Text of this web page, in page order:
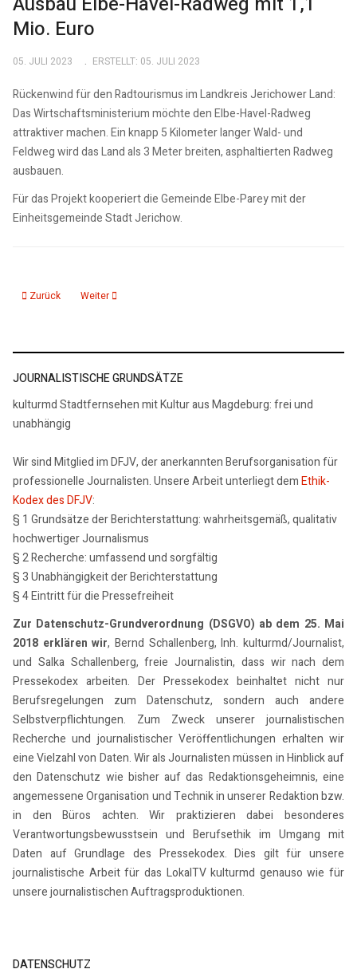
Mio. Euro
05. JULI 2023 ERSTELLT: 05. JULI 2023
Rückenwind für den Radtourismus im Landkreis Jerichower Land:
Das Wirtschaftsministerium möchte den Elbe-Havel-Radweg
attraktiver machen. Ein knapp 5 Kilometer langer Wald- und
Feldweg wird das Land als 3 Meter breiten, asphaltierten Radweg
ausbauen.
Für das Projekt kooperiert die Gemeinde Elbe-Parey mit der
Einheitsgemeinde Stadt Jerichow.
Vorheriger Beitrag: Wettbewerb STADTRADELN in Magdeburg bis zum 11.
Zurück Nächster Beitrag: „Radwege zu Luther“ online entdecken und
Weiter
JOURNALISTISCHE GRUNDSÄTZE
kulturmd Stadtfernsehen mit Kultur aus Magdeburg: frei und
unabhängig
Wir sind Mitglied im DFJV, der anerkannten Berufsorganisation für
professionelle Journalisten. Unsere Arbeit unterliegt demEthik-
Kodex des DFJV:
§ 1 Grundsätze der Berichterstattung: wahrheitsgemäß, qualitativ
hochwertiger Journalismus
§ 2 Recherche: umfassend und sorgfältig
§ 3 Unabhängigkeit der Berichterstattung
§ 4 Eintritt für die Pressefreiheit
Zur Datenschutz-Grundverordnung (DSGVO) ab dem 25. Mai
2018 erklären wir, Bernd Schallenberg, Inh. kulturmd/Journalist,
und Salka Schallenberg, freie Journalistin, dass wir nach dem
Pressekodex arbeiten. Der Pressekodex beinhaltet nicht nur
Berufsregelungen zum Datenschutz, sondern auch andere
Selbstverpflichtungen. Zum Zweck unserer journalistischen
Recherche und journalistischer Veröffentlichungen erhalten wir
eine Vielzahl von Daten. Wir als Journalisten müssen in Hinblick auf
den Datenschutz wie bisher auf das Redaktionsgeheimnis, eine
angemessene Organisation und Technik in unserer Redaktion bzw.
in den Büros achten. Wir praktizieren dabei besonderes
Verantwortungsbewusstsein und Berufsethik im Umgang mit
Daten auf Grundlage des Pressekodex. Dies gilt für unsere
journalistische Arbeit für das LokalTV kulturmd genauso wie für
unsere journalistischen Auftragsproduktionen.
DATENSCHUTZ